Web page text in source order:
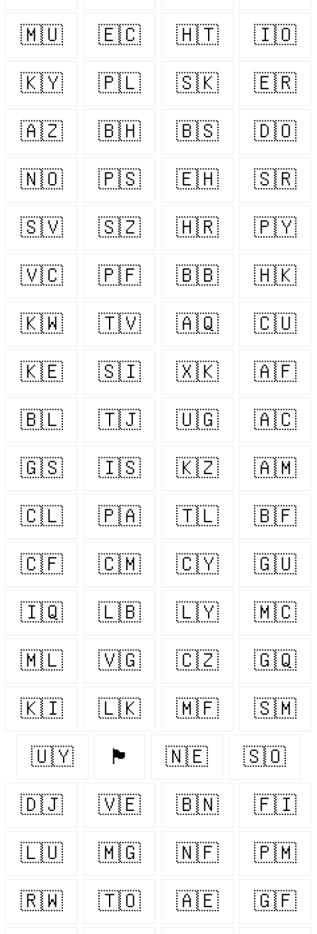
🇲🇺 🇪🇨 🇭🇹 🇮🇴
🇰🇾 🇵🇱 🇸🇰 🇪🇷
🇦🇿 🇧🇭 🇧🇸 🇩🇴
🇳🇴 🇵🇸 🇪🇭 🇸🇷
🇸🇻 🇸🇿 🇭🇷 🇵🇾
🇻🇨 🇵🇫 🇧🇧 🇭🇰
🇰🇼 🇹🇻 🇦🇶 🇨🇺
🇰🇪 🇸🇮 🇽🇰 🇦🇫
🇧🇱 🇹🇯 🇺🇬 🇦🇨
🇬🇸 🇮🇸 🇰🇿 🇦🇲
🇨🇱 🇵🇦 🇹🇱 🇧🇫
🇨🇫 🇨🇲 🇨🇾 🇬🇺
🇮🇶 🇱🇧 🇱🇾 🇲🇨
🇲🇱 🇻🇬 🇨🇿 🇬🇶
🇰🇮 🇱🇰 🇲🇫 🇸🇲
🇺🇾 🏴󠁧󠁢󠁷󠁬󠁳󠁿 🇳🇪 🇸🇴
🇩🇯 🇻🇪 🇧🇳 🇫🇮
🇱🇺 🇲🇬 🇳🇫 🇵🇲
🇷🇼 🇹🇴 🇦🇪 🇬🇫